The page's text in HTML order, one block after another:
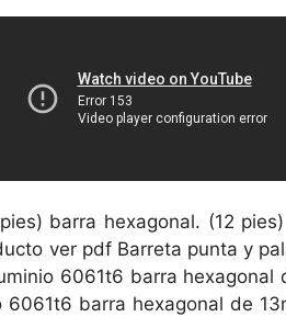
barra hexagonal. (12
ver pdf Barreta punta y
6061t6 barra hexagonal
barra hexagonal de